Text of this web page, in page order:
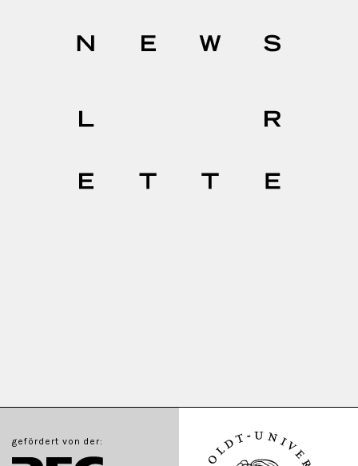
gefördert von der: